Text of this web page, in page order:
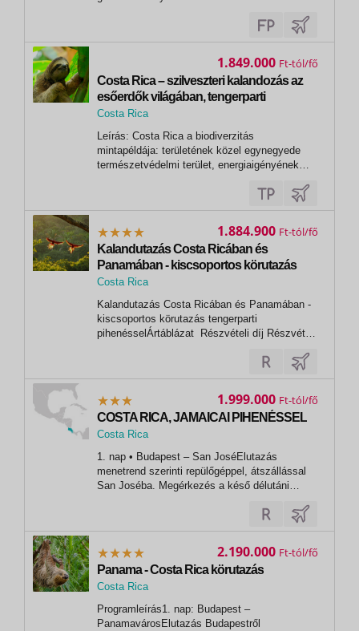
Costa Rica – szilveszteri kalandozás az
esőerdők világában, tengerparti
pihenéssel – 2026.12.29.- 2027.01.09.
Costa Rica
San José
Leírás: Costa Rica a biodiverzitás
mintapéldája: területének közel egynegyede
természetvédelmi terület, energiaigényének
fenntartható turizmus éllovasaként trópusi
strandjaival és buja nemzeti parkjaival minden
1.849.000 Ft
Kalandutazás Costa Ricában és
Panamában - kiscsoportos körutazás
tengerparti pihenéssel
Costa Rica
Kalandutazás Costa Ricában és Panamában -
kiscsoportos körutazás tengerparti
pihenésselÁrtáblázat Részvételi díj Részvételi
szobában 1 779 900 2 3 559 800 Repülőtéri
1.884.900 Ft
COSTA RICA, JAMAICAI PIHENÉSSEL
Costa Rica
1. nap • Budapest – San JoséElutazás
menetrend szerinti repülőgéppel, átszállással
San Joséba. Megérkezés a késő délutáni
fekvő fővárosába. Chepe – ahogy a helyiek
nevezik, igazi latin-amerikai nagyváros,
1.999.000 Ft
Panama - Costa Rica körutazás
Costa Rica
Programleírás1. nap: Budapest –
PanamavárosElutazás Budapestről
2.190.000 Ft